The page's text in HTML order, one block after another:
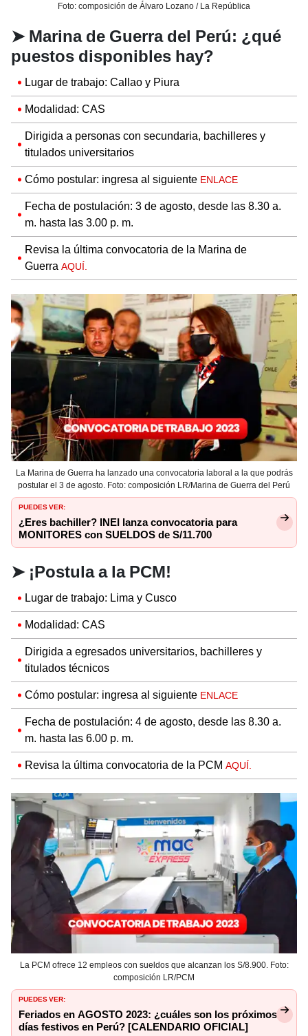
Foto: composición de Álvaro Lozano / La República
➤ Marina de Guerra del Perú: ¿qué
puestos disponibles hay?
Lugar de trabajo: Callao y Piura
Modalidad: CAS
Dirigida a personas con secundaria, bachilleres y
titulados universitarios
Cómo postular: ingresa al siguiente ENLACE
Fecha de postulación: 3 de agosto, desde las 8.30 a.
m. hasta las 3.00 p. m.
Revisa la última convocatoria de la Marina de
Guerra AQUÍ.
La Marina de Guerra ha lanzado una convocatoria laboral a la que podrás
postular el 3 de agosto. Foto: composición LR/Marina de Guerra del Perú
PUEDES VER:
¿Eres bachiller? INEI lanza convocatoria para
MONITORES con SUELDOS de S/11.700
➤ ¡Postula a la PCM!
Lugar de trabajo: Lima y Cusco
Modalidad: CAS
Dirigida a egresados universitarios, bachilleres y
titulados técnicos
Cómo postular: ingresa al siguiente ENLACE
Fecha de postulación: 4 de agosto, desde las 8.30 a.
m. hasta las 6.00 p. m.
Revisa la última convocatoria de la PCM AQUÍ.
La PCM ofrece 12 empleos con sueldos que alcanzan los S/8.900. Foto:
composición LR/PCM
PUEDES VER:
Feriados en AGOSTO 2023: ¿cuáles son los próximos
días festivos en Perú? [CALENDARIO OFICIAL]